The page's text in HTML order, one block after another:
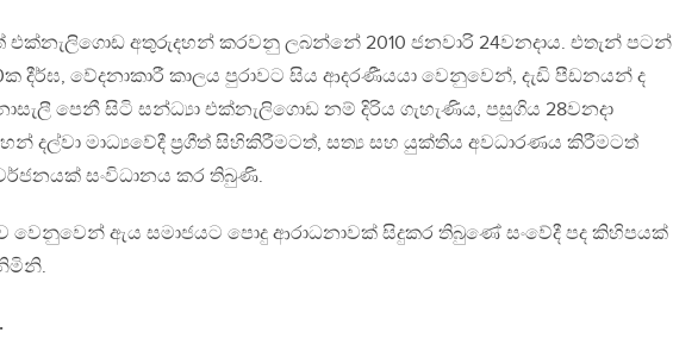
එක්නැලිගොඩ අතුරුදහන් කරවනු ලබන්නේ 2010 ජනවාරි 24වනදාය. එතැන් පටන්
දීර්ඝ, වේදනාකාරී කාලය පුරාවට සිය ආදරණීයයා වෙනුවෙන්, දැඩි පීඩනයන් ද
පෙනී සිටි සන්ධ්‍යා එක්නැලිගොඩ නම් දිරිය ගැහැණිය, පසුගිය 28වනදා
දල්වා මාධ්‍යවේදී ප්‍රගීත් සිහිකිරීමටත්, සත්‍ය සහ යුක්තිය අවධාරණය කිරීමටත්
සංවිධානය කර තිබුණි.
වෙනුවෙන් ඇය සමාජයට පොදු ආරාධනාවක් සිදුකර තිබුණේ සංවේදී පද කිහිපයක්